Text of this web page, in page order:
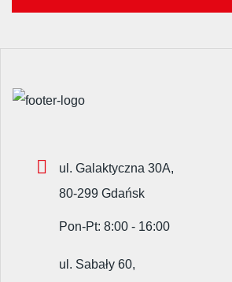
ul. Galaktyczna 30A,
80-299 Gdańsk
Pon-Pt: 8:00 - 16:00
ul. Sabały 60,